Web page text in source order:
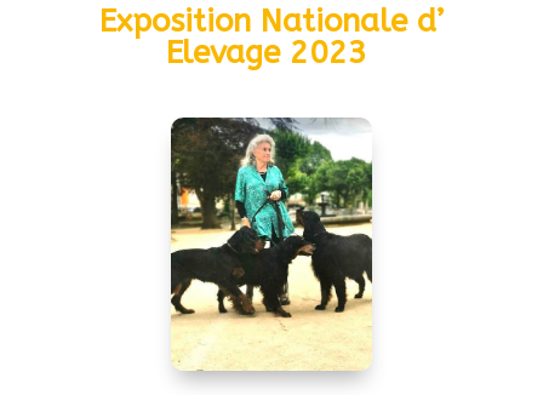
Exposition Nationale d’
Elevage 2023